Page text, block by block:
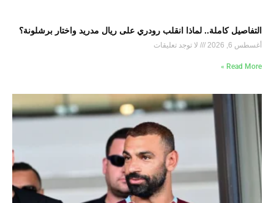
التفاصيل كاملة.. لماذا انقلب رودري على ريال مدريد واختار برشلونة؟
أغسطس 6, 2026 لا توجد تعليقات
Read More »